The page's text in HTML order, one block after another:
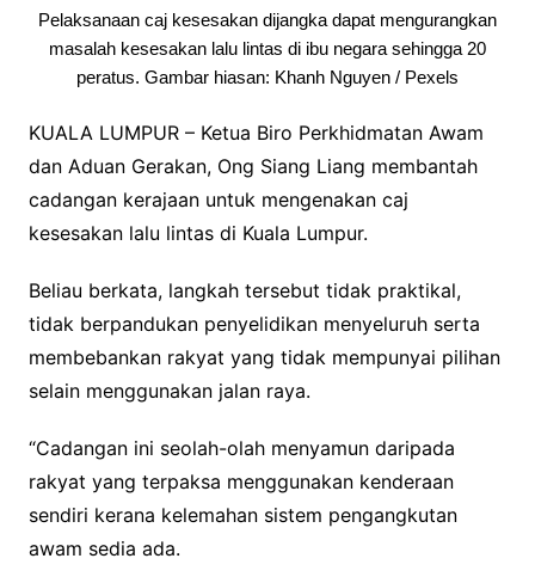
Pelaksanaan caj kesesakan dijangka dapat mengurangkan
masalah kesesakan lalu lintas di ibu negara sehingga 20
peratus. Gambar hiasan: Khanh Nguyen / Pexels
KUALA LUMPUR – Ketua Biro Perkhidmatan Awam
dan Aduan Gerakan, Ong Siang Liang membantah
cadangan kerajaan untuk mengenakan caj
kesesakan lalu lintas di Kuala Lumpur.
Beliau berkata, langkah tersebut tidak praktikal,
tidak berpandukan penyelidikan menyeluruh serta
membebankan rakyat yang tidak mempunyai pilihan
selain menggunakan jalan raya.
“Cadangan ini seolah-olah menyamun daripada
rakyat yang terpaksa menggunakan kenderaan
sendiri kerana kelemahan sistem pengangkutan
awam sedia ada.